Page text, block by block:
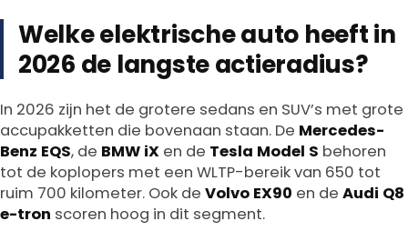
Welke elektrische auto heeft in
2026 de langste actieradius?
In 2026 zijn het de grotere sedans en SUV’s met grote
accupakketten die bovenaan staan. De Mercedes-
Benz EQS, de BMW iX en de Tesla Model S behoren
tot de koplopers met een WLTP-bereik van 650 tot
ruim 700 kilometer. Ook de Volvo EX90 en de Audi Q8
e-tron scoren hoog in dit segment.